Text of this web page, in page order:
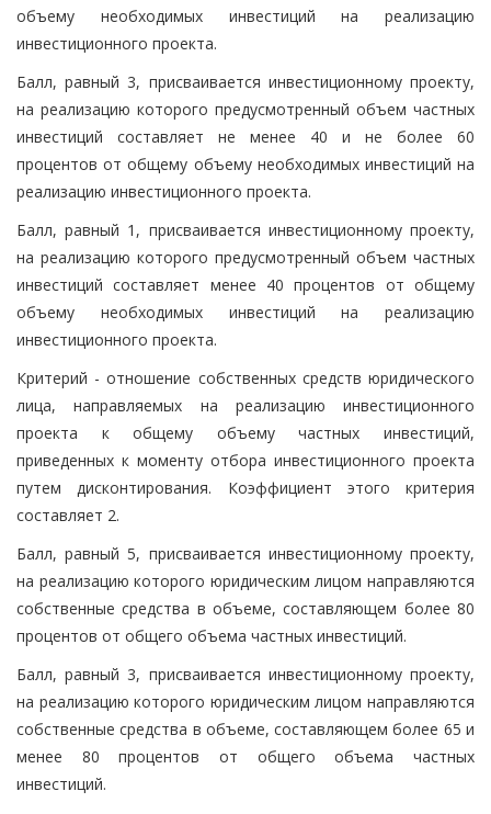
объему необходимых инвестиций на реализацию
инвестиционного проекта.
Балл, равный 3, присваивается инвестиционному проекту,
на реализацию которого предусмотренный объем частных
инвестиций составляет не менее 40 и не более 60
процентов от общему объему необходимых инвестиций на
реализацию инвестиционного проекта.
Балл, равный 1, присваивается инвестиционному проекту,
на реализацию которого предусмотренный объем частных
инвестиций составляет менее 40 процентов от общему
объему необходимых инвестиций на реализацию
инвестиционного проекта.
Критерий - отношение собственных средств юридического
лица, направляемых на реализацию инвестиционного
проекта к общему объему частных инвестиций,
приведенных к моменту отбора инвестиционного проекта
путем дисконтирования. Коэффициент этого критерия
составляет 2.
Балл, равный 5, присваивается инвестиционному проекту,
на реализацию которого юридическим лицом направляются
собственные средства в объеме, составляющем более 80
процентов от общего объема частных инвестиций.
Балл, равный 3, присваивается инвестиционному проекту,
на реализацию которого юридическим лицом направляются
собственные средства в объеме, составляющем более 65 и
менее 80 процентов от общего объема частных
инвестиций.